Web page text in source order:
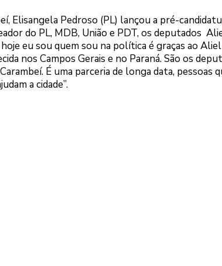
Elisangela Pedroso (PL) lançou a pré-
do PL, MDB, União e PDT, os deputados
hoje eu sou quem sou na política é graças ao
nos Campos Gerais e no Paraná. São os
É uma parceria de longa data, pessoas
a cidade”.